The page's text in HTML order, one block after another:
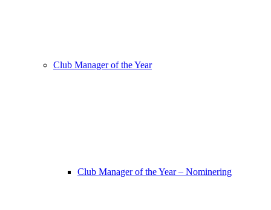
Club Manager of the Year
Club Manager of the Year – Nominering